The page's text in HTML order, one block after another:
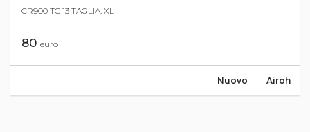
CR900 TC 13 TAGLIA: XL
80 euro
Airoh
Nuovo